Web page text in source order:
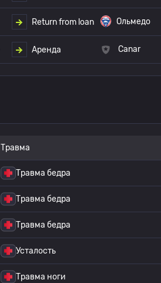
Return from loan Ольмедо
Аренда Canar
Травма
Травма бедра
Травма бедра
Травма бедра
Усталость
Травма ноги